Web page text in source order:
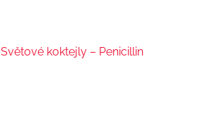
Světové koktejly – Penicillin